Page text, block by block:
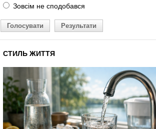
Зовсім не сподобався
Голосувати Результати
СТИЛЬ ЖИТТЯ